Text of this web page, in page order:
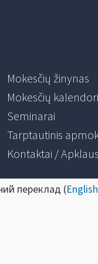
Mokesčių žinynas
Mokesčių
Seminarai
Tarptautinis
Kontaktai /
переклад (English